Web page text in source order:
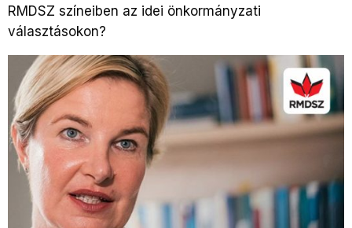
RMDSZ színeiben az idei önkormányzati
választásokon?